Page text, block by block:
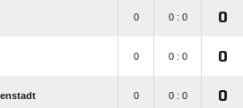
0 0 : 0 0
0 0 : 0 0
0 0 : 0 0